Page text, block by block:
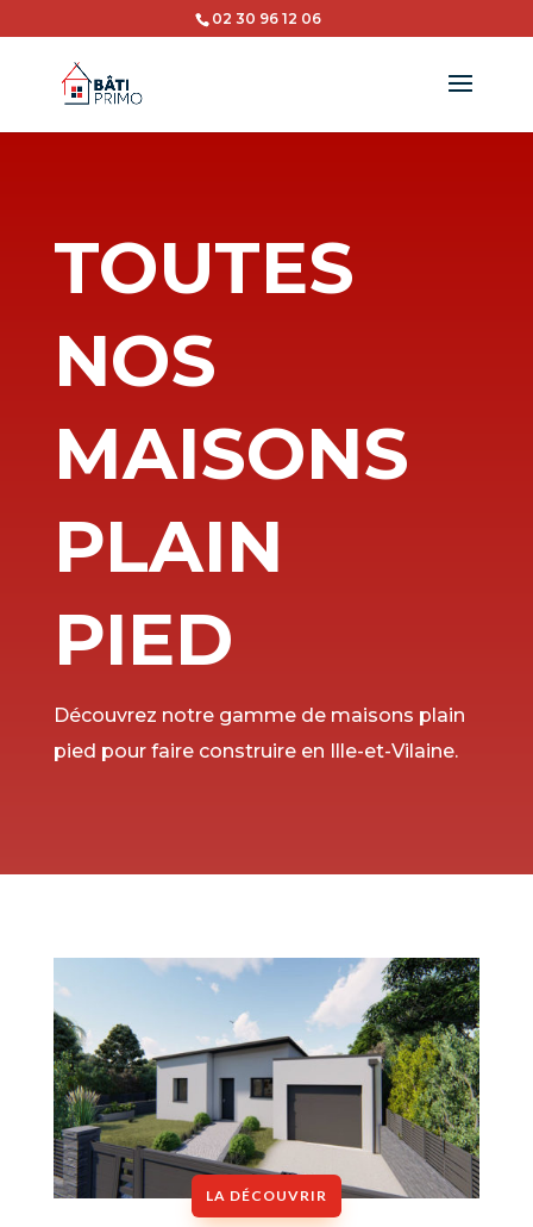
02 30 96 12 06
TOUTES
NOS
MAISONS
PLAIN
PIED
Découvrez notre gamme de maisons plain
pied pour faire construire en Ille-et-Vilaine.
LA DÉCOUVRIR